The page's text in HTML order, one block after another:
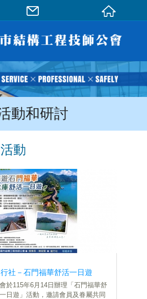
動和研討
動
社－石門福華舒活一日遊
於115年6月14日辦理「石門福華舒
日遊」活動，邀請會員及眷屬共同
加入會員
忘記密碼
密碼修改
個人資料修改
會員登出
填寫匯款通知